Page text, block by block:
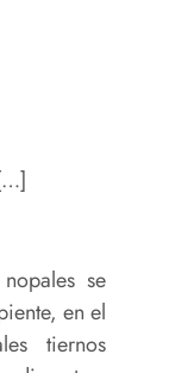
se
en el
tiernos